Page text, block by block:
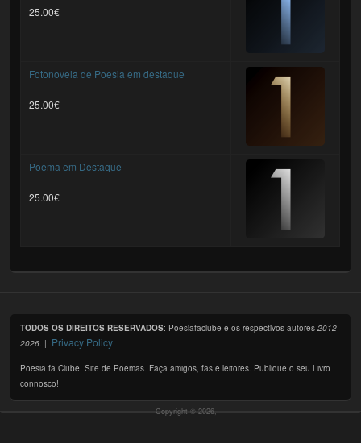
25.00€
Fotonovela de Poesia em destaque
25.00€
Poema em Destaque
25.00€
TODOS OS DIREITOS RESERVADOS: Poesiafaclube e os respectivos autores2012-
2026. | Privacy Policy
Poesia fã Clube. Site de Poemas. Faça amigos, fãs e leitores. Publique o seu Livro
connosco!
Copyright © 2026,